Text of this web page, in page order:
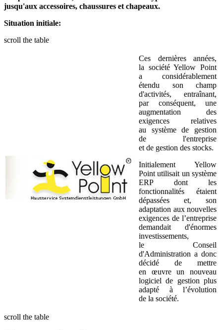
jusqu'aux accessoires, chaussures et chapeaux.
Situation initiale:
scroll the table
Ces dernières années,
la société Yellow Point
a considérablement
étendu son champ
d'activités, entraînant,
par conséquent, une
augmentation des
exigences relatives
au système de gestion
de l'entreprise
et de gestion des stocks.
Initialement Yellow
Point utilisait un système
ERP dont les
fonctionnalités étaient
dépassées et, son
adaptation aux nouvelles
exigences de l’entreprise
demandait d'énormes
investissements,
le Conseil
d'Administration a donc
décidé de mettre
en œuvre un nouveau
logiciel de gestion plus
adapté à l’évolution
de la société.
scroll the table